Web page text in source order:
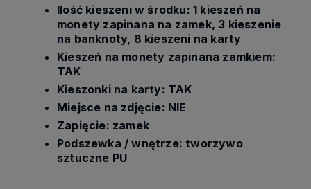
Ilość kieszeni w środku: 1 kieszeń na
monety zapinana na zamek, 3 kieszenie
na banknoty, 8 kieszeni na karty
Kieszeń na monety zapinana zamkiem:
TAK
Kieszonki na karty: TAK
Miejsce na zdjęcie: NIE
Zapięcie: zamek
Podszewka / wnętrze: tworzywo
sztuczne PU